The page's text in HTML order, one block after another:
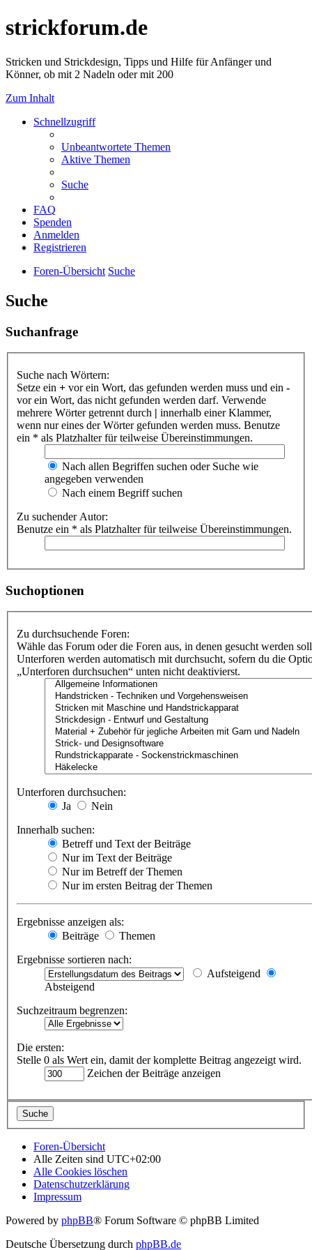
strickforum.de
Stricken und Strickdesign, Tipps und Hilfe für Anfänger und
Könner, ob mit 2 Nadeln oder mit 200
Zum Inhalt
Schnellzugriff
Unbeantwortete Themen
Aktive Themen
Suche
FAQ
Spenden
Anmelden
Registrieren
Foren-Übersicht Suche
Suche
Suchanfrage
Suche nach Wörtern:
Setze ein + vor ein Wort, das gefunden werden muss und ein -
vor ein Wort, das nicht gefunden werden darf. Verwende
mehrere Wörter getrennt durch | innerhalb einer Klammer,
wenn nur eines der Wörter gefunden werden muss. Benutze
ein * als Platzhalter für teilweise Übereinstimmungen.
Nach allen Begriffen suchen oder Suche wie
angegeben verwenden
Nach einem Begriff suchen
Zu suchender Autor:
Benutze ein * als Platzhalter für teilweise Übereinstimmungen.
Suchoptionen
Zu durchsuchende Foren:
Wähle das Forum oder die Foren aus, in denen gesucht werden
Unterforen werden automatisch mit durchsucht, sofern du die
„Unterforen durchsuchen“ unten nicht deaktivierst.
Unterforen durchsuchen:
Ja
Nein
Innerhalb suchen:
Betreff und Text der Beiträge
Nur im Text der Beiträge
Nur im Betreff der Themen
Nur im ersten Beitrag der Themen
Ergebnisse anzeigen als:
Beiträge
Themen
Ergebnisse sortieren nach:
Aufsteigend
Absteigend
Suchzeitraum begrenzen:
Die ersten:
Stelle 0 als Wert ein, damit der komplette Beitrag angezeigt wird.
Zeichen der Beiträge anzeigen
Foren-Übersicht
Alle Zeiten sind UTC+02:00
Alle Cookies löschen
Datenschutzerklärung
Impressum
Powered by phpBB® Forum Software © phpBB Limited
Deutsche Übersetzung durch phpBB.de